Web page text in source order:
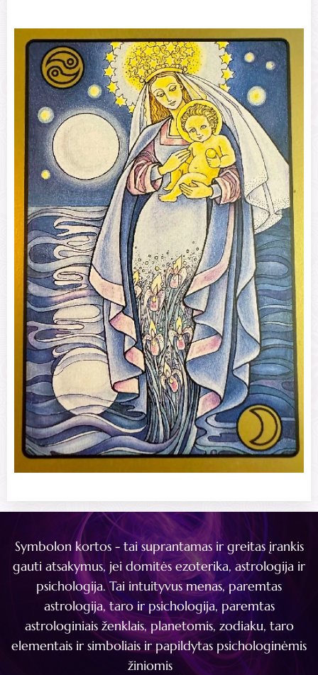
Symbolon kortos - tai suprantamas ir greitas įrankis
gauti atsakymus, jei domitės ezoterika, astrologija ir
psichologija. Tai intuityvus menas, paremtas
astrologija, taro ir psichologija, paremtas
astrologiniais ženklais, planetomis, zodiaku, taro
elementais ir simboliais ir papildytas psichologinėmis
žiniomis